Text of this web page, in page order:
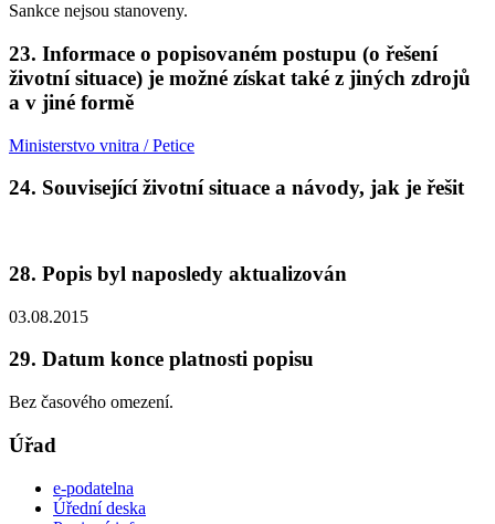
Sankce nejsou stanoveny.
23. Informace o popisovaném postupu (o řešení
životní situace) je možné získat také z jiných zdrojů
a v jiné formě
Ministerstvo vnitra / Petice
24. Související životní situace a návody, jak je řešit
28. Popis byl naposledy aktualizován
03.08.2015
29. Datum konce platnosti popisu
Bez časového omezení.
Úřad
e-podatelna
Úřední deska